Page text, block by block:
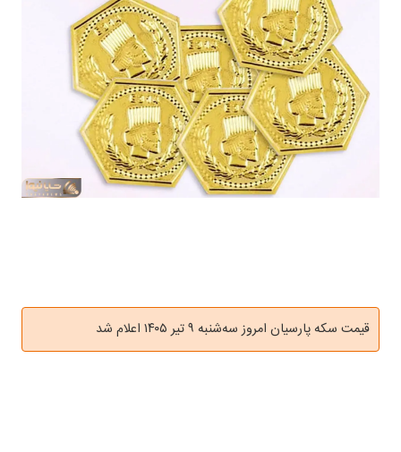
قیمت سکه پارسیان امروز سه‌شنبه ۹ تیر ۱۴۰۵ اعلام شد